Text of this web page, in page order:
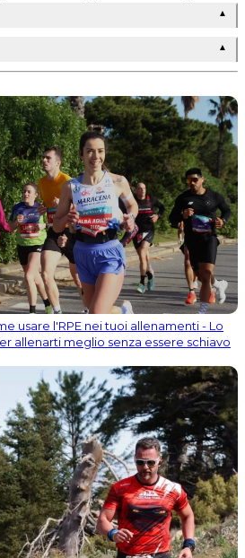
▲
▲
usare l'RPE nei tuoi allenamenti - Lo
allenarti meglio senza essere schiavo